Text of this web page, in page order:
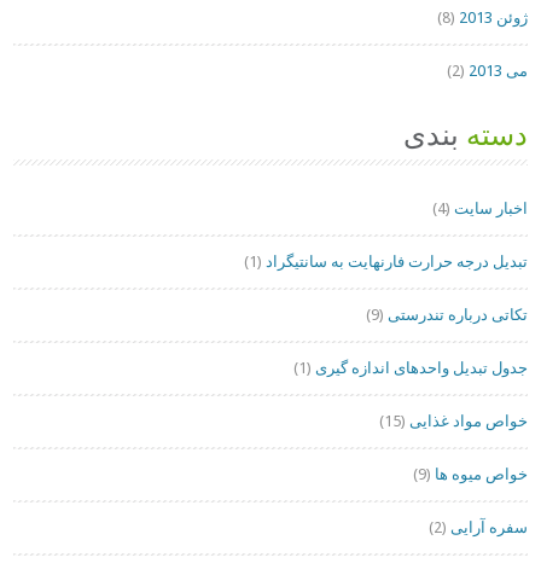
ژوئن 2013 (8)
می 2013 (2)
دسته بندی
اخبار سایت (4)
تبدیل درجه حرارت فارنهایت به سانتیگراد (1)
تکاتی درباره تندرستی (9)
جدول تبدیل واحدهای اندازه گیری (1)
خواص مواد غذایی (15)
خواص میوه ها (9)
سفره آرایی (2)